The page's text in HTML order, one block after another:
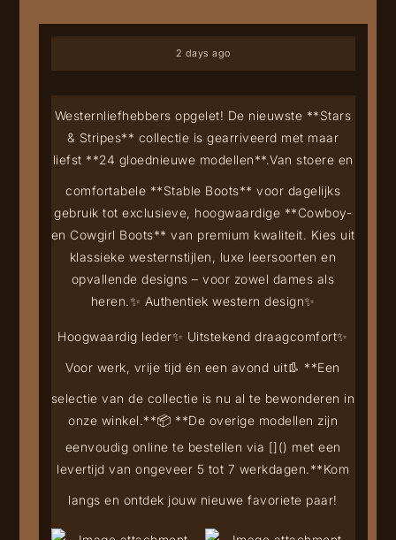
2 days ago
Westernliefhebbers opgelet! De nieuwste **Stars
& Stripes** collectie is gearriveerd met maar
liefst **24 gloednieuwe modellen**.Van stoere en
comfortabele **Stable Boots** voor dagelijks
gebruik tot exclusieve, hoogwaardige **Cowboy-
en Cowgirl Boots** van premium kwaliteit. Kies uit
klassieke westernstijlen, luxe leersoorten en
opvallende designs – voor zowel dames als
heren.✨ Authentiek western design✨
Hoogwaardig leder✨ Uitstekend draagcomfort✨
Voor werk, vrije tijd én een avond uit👢 **Een
selectie van de collectie is nu al te bewonderen in
onze winkel.**📦 **De overige modellen zijn
eenvoudig online te bestellen via []() met een
levertijd van ongeveer 5 tot 7 werkdagen.**Kom
langs en ontdek jouw nieuwe favoriete paar!